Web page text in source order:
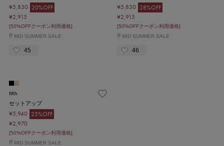
¥5,830 20%OFF
¥2,915
[50%OFFクーポン利用価格]
# MID SUMMER SALE
45
¥5,830 28%OFF
¥2,915
[50%OFFクーポン利用価格]
# MID SUMMER SALE
46
fifth
セットアップ
¥5,940 25%OFF
¥2,970
[50%OFFクーポン利用価格]
# MID SUMMER SALE